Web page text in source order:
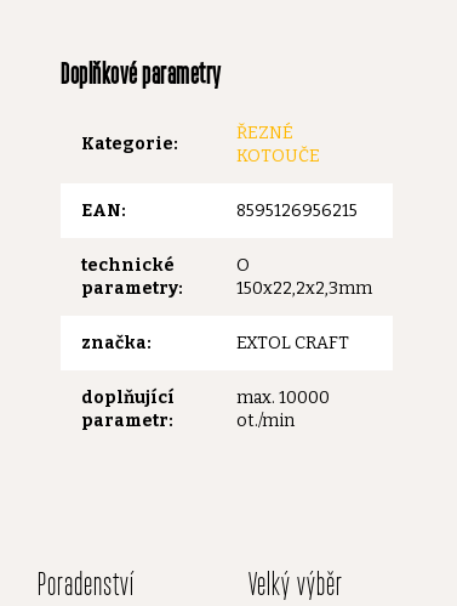
Doplňkové parametry
Kategorie:
ŘEZNÉ
KOTOUČE
EAN: 8595126956215
technické
parametry:
O
150x22,2x2,3mm
značka: EXTOL CRAFT
doplňující
parametr:
max. 10000
ot./min
Poradenství Velký výběr